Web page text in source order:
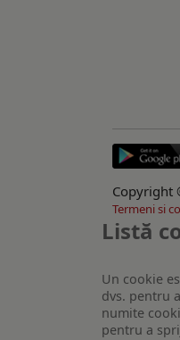
Copyright
Termeni si
Listă
Un cookie
dvs. pentru
numite
pentru a